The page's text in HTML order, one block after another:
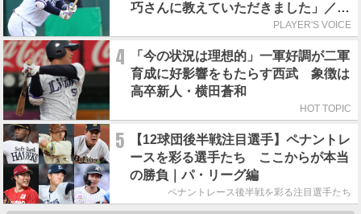
巧さんに教えていただきました」／憧
PLAYER'S VOICE
4
「今の状況は理想的」一軍好調が二軍
育成に好影響をもたらす西武 象徴は
高卒新人・横田蒼和
HOT TOPIC
5
【12球団後半戦注目選手】ペナントレ
ースを彩る選手たち ここからが本当
の勝負｜パ・リーグ編
ペナントレース後半戦を彩る注目選手たち